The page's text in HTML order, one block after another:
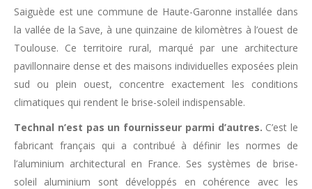
Saiguède est une commune de Haute-Garonne installée dans
la vallée de la Save, à une quinzaine de kilomètres à l’ouest de
Toulouse. Ce territoire rural, marqué par une architecture
pavillonnaire dense et des maisons individuelles exposées plein
sud ou plein ouest, concentre exactement les conditions
climatiques qui rendent le brise-soleil indispensable.
Technal n’est pas un fournisseur parmi d’autres. C’est le
fabricant français qui a contribué à définir les normes de
l’aluminium architectural en France. Ses systèmes de brise-
soleil aluminium sont développés en cohérence avec les